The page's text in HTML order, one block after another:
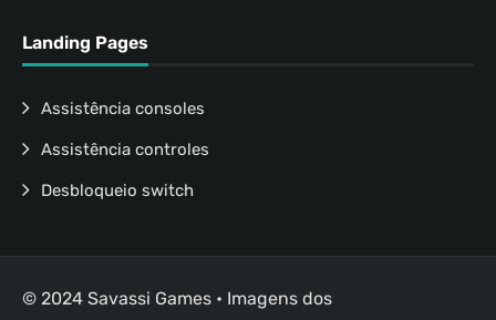
Landing Pages
Assistência consoles
Assistência controles
Desbloqueio switch
© 2024 Savassi Games • Imagens dos